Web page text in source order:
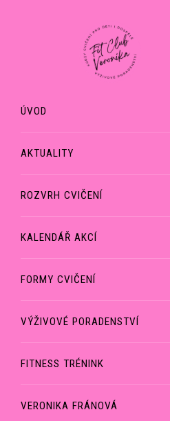
ÚVOD
AKTUALITY
ROZVRH CVIČENÍ
KALENDÁŘ AKCÍ
FORMY CVIČENÍ
VÝŽIVOVÉ PORADENSTVÍ
FITNESS TRÉNINK
VERONIKA FRÁNOVÁ